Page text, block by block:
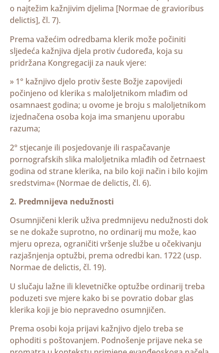
o najtežim kažnjivim djelima [Normae de gravioribus
delictis], čl. 7).
Prema važećim odredbama klerik može počiniti
sljedeća kažnjiva djela protiv ćudoređa, koja su
pridržana Kongregaciji za nauk vjere:
» 1° kažnjivo djelo protiv šeste Božje zapovijedi
počinjeno od klerika s maloljetnikom mlađim od
osamnaest godina; u ovome je broju s maloljetnikom
izjednačena osoba koja ima smanjenu uporabu
razuma;
2° stjecanje ili posjedovanje ili raspačavanje
pornografskih slika maloljetnika mlađih od četrnaest
godina od strane klerika, na bilo koji način i bilo kojim
sredstvima« (Normae de delictis, čl. 6).
2. Predmnijeva nedužnosti
Osumnjičeni klerik uživa predmnijevu nedužnosti dok
se ne dokaže suprotno, no ordinarij mu može, kao
mjeru opreza, ograničiti vršenje službe u očekivanju
razjašnjenja optužbi, prema odredbi kan. 1722 (usp.
Normae de delictis, čl. 19).
U slučaju lažne ili klevetničke optužbe ordinarij treba
poduzeti sve mjere kako bi se povratio dobar glas
klerika koji je bio nepravedno osumnjičen.
Prema osobi koja prijavi kažnjivo djelo treba se
ophoditi s poštovanjem. Podnošenje prijave neka se